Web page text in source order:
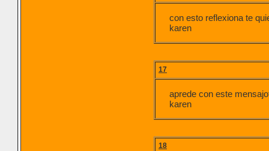
con esto reflexiona te
karen
17
aprede con este
karen
18